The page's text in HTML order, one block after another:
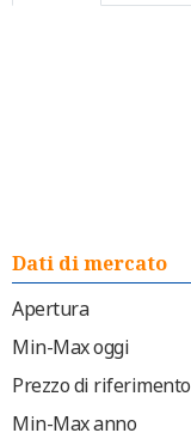
Dati di mercato
Apertura
Min-Max oggi
Prezzo di riferimento
Min-Max anno